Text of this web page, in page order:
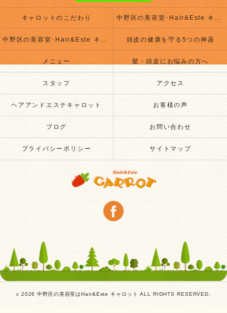
キャロットのこだわり 中野区の美容室･Hair&Este キャロットの評判
中野区の美容室･Hair&Este キャロットのお客様の声 頭皮の健康を守る5つの神器
メニュー 髪・頭皮にお悩みの方へ
スタッフ アクセス
ヘアアンドエステキャロット お客様の声
ブログ お問い合わせ
プライバシーポリシー サイトマップ
c 2026 中野区の美容室はHair&Este キャロット ALL RIGHTS RESERVED.